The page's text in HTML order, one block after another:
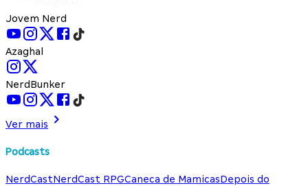
Jovem Nerd
Azaghal
NerdBunker
Ver mais
Podcasts
NerdCastNerdCast RPGCaneca de MamicasDepois do